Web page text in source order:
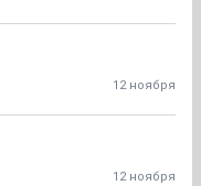
12 ноября
12 ноября